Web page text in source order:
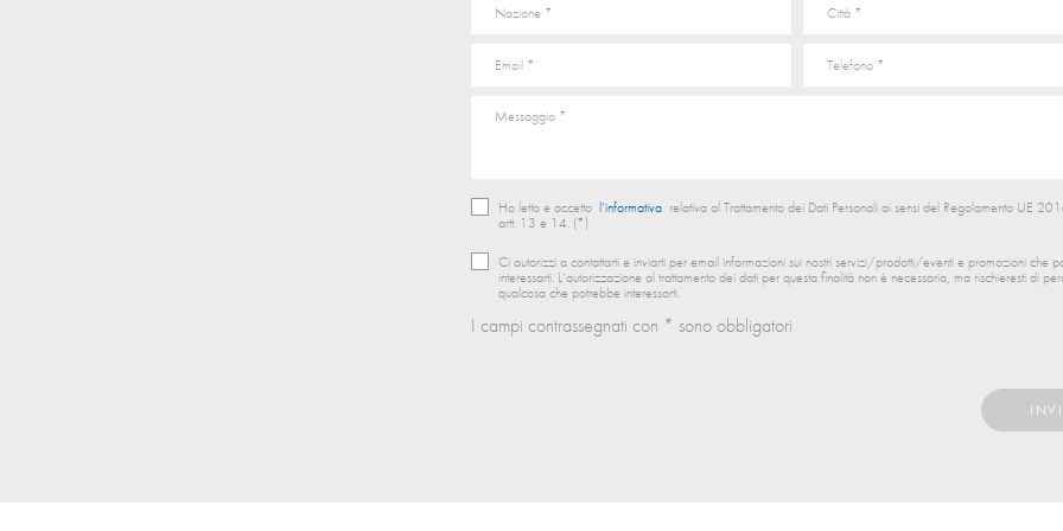
Ho letto e accetto l’informativa relativa al Trattamento dei Dati Personali ai sensi del Regolamento UE
artt. 13 e 14. (*)
Ci autorizzi a contattarti e inviarti per email informazioni sui nostri servizi/prodotti/eventi e promozioni che
interessarti. L’autorizzazione al trattamento dei dati per questa finalità non è necessaria, ma rischieresti di
qualcosa che potrebbe interessarti.
I campi contrassegnati con * sono obbligatori